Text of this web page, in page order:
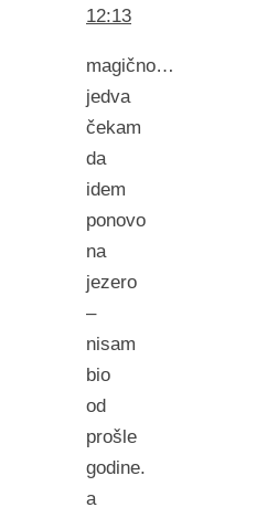
12:13
magično…
jedva
čekam
da
idem
ponovo
na
jezero
–
nisam
bio
od
prošle
godine.
a